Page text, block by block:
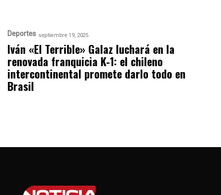
Deportes septiembre 19, 2025
Iván «El Terrible» Galaz luchará en la
renovada franquicia K-1: el chileno
intercontinental promete darlo todo en
Brasil